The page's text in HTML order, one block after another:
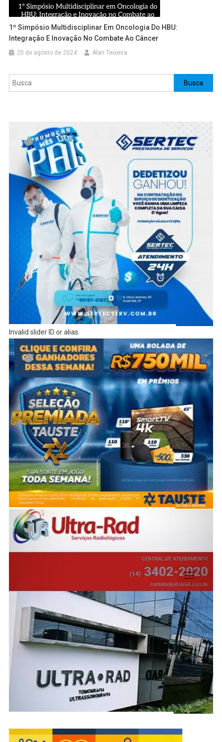
1º Simpósio Multidisciplinar Em Oncologia Do HBU:
Integração E Inovação No Combate Ao Câncer
20 de agosto de 2024 Alan Teixeira
Pesquisar Busca
Invalid slider ID or alias.